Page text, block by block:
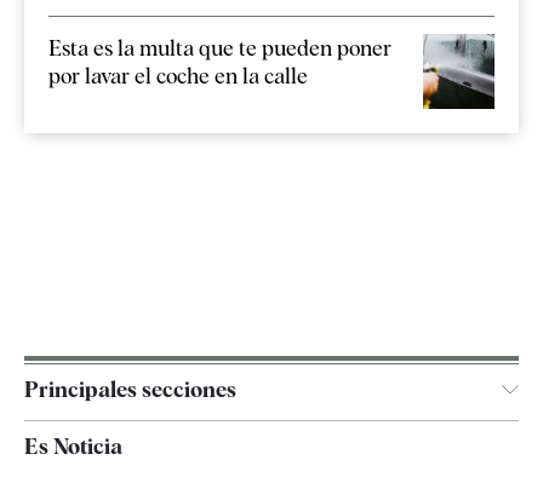
Esta es la multa que te pueden poner
por lavar el coche en la calle
Principales secciones
España
Es Noticia